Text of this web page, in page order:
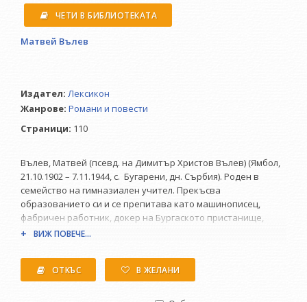
ЧЕТИ В БИБЛИОТЕКАТА
Матвей Вълев
Издател: Лексикон
Жанрове: Романи и повести
Страници: 110
Вълев, Матвей (псевд. на Димитър Христов Вълев) (Ямбол,
21.10.1902 – 7.11.1944, с. Бугарени, дн. Сърбия). Роден в
семейство на гимназиален учител. Прекъсва
образованието си и се препитава като машинописец,
фабричен работник, докер на Бургаското пристанище,
дървосекач из Лонгоза, общ работник по жп линии. От 1922
и „Българан“. Първият му белетристичен опит – „Из
записките ми“, излиза в „Българан“ през 1922 (№ 18).
ВИЖ ПОВЕЧЕ...
ОТКЪС В ЖЕЛАНИ